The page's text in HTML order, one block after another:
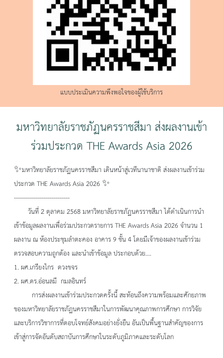
แบบประเมินความพึงพอใจของผู้ใช้บริการ
มหาวิทยาลัยราชภัฏนครราชสีมา ส่งผลงานเข้า
ร่วมประกวด THE Awards Asia 2026
✨มหาวิทยาลัยราชภัฏนครราชสีมา เดินหน้าสู่เวทีนานาชาติ ส่งผลงานเข้าร่วม
ประกวด THE Awards Asia 2026 ✨
----------------------------
วันที่ 2 ตุลาคม 2568 มหาวิทยาลัยราชภัฏนครราชสีมา ได้ดำเนินการนำ
เข้าข้อมูลผลงานเพื่อร่วมประกวดรายการ THE Awards Asia 2026 จำนวน 1
ผลงาน ณ ห้องประชุมลำตะคอง อาคาร 9 ชั้น 4 โดยมีเจ้าของผลงานเข้าร่วม
ตรวจสอบความถูกต้อง และนำเข้าข้อมูล ประกอบด้วย....
1. ผศ.เกรียงไกร ดวงขจร
2. ผศ.ดร.อ่อนลมี กมลอินทร์
การส่งผลงานเข้าร่วมประกวดครั้งนี้ สะท้อนถึงความพร้อมและศักยภาพ
ของมหาวิทยาลัยราชภัฏนครราชสีมาในการพัฒนาคุณภาพการศึกษา การวิจัย
และบริการวิชาการที่ตอบโจทย์สังคมอย่างยั่งยืน อันเป็นพื้นฐานสำคัญของการ
เข้าสู่การจัดอันดับสถาบันการศึกษาในระดับภูมิภาคและระดับโลก